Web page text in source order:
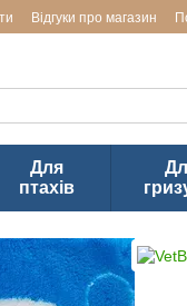
Відгуки про магазин
Для
птахів